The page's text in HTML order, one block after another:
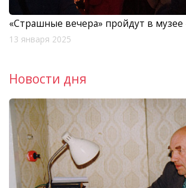
«Страшные вечера» пройдут в музее
13 января 2025
Новости дня